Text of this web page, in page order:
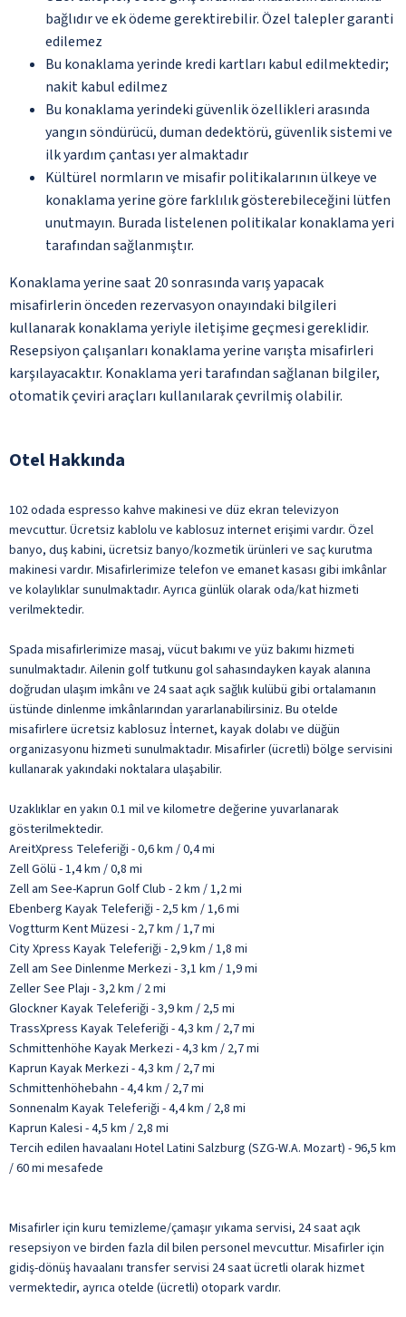
bağlıdır ve ek ödeme gerektirebilir. Özel talepler garanti
edilemez
Bu konaklama yerinde kredi kartları kabul edilmektedir;
nakit kabul edilmez
Bu konaklama yerindeki güvenlik özellikleri arasında
yangın söndürücü, duman dedektörü, güvenlik sistemi ve
ilk yardım çantası yer almaktadır
Kültürel normların ve misafir politikalarının ülkeye ve
konaklama yerine göre farklılık gösterebileceğini lütfen
unutmayın. Burada listelenen politikalar konaklama yeri
tarafından sağlanmıştır.
Konaklama yerine saat 20 sonrasında varış yapacak
misafirlerin önceden rezervasyon onayındaki bilgileri
kullanarak konaklama yeriyle iletişime geçmesi gereklidir.
Resepsiyon çalışanları konaklama yerine varışta misafirleri
karşılayacaktır. Konaklama yeri tarafından sağlanan bilgiler,
otomatik çeviri araçları kullanılarak çevrilmiş olabilir.
Otel Hakkında
102 odada espresso kahve makinesi ve düz ekran televizyon
mevcuttur. Ücretsiz kablolu ve kablosuz internet erişimi vardır. Özel
banyo, duş kabini, ücretsiz banyo/kozmetik ürünleri ve saç kurutma
makinesi vardır. Misafirlerimize telefon ve emanet kasası gibi imkânlar
ve kolaylıklar sunulmaktadır. Ayrıca günlük olarak oda/kat hizmeti
verilmektedir.
Spada misafirlerimize masaj, vücut bakımı ve yüz bakımı hizmeti
sunulmaktadır. Ailenin golf tutkunu gol sahasındayken kayak alanına
doğrudan ulaşım imkânı ve 24 saat açık sağlık kulübü gibi ortalamanın
üstünde dinlenme imkânlarından yararlanabilirsiniz. Bu otelde
misafirlere ücretsiz kablosuz İnternet, kayak dolabı ve düğün
organizasyonu hizmeti sunulmaktadır. Misafirler (ücretli) bölge servisini
kullanarak yakındaki noktalara ulaşabilir.
Uzaklıklar en yakın 0.1 mil ve kilometre değerine yuvarlanarak
gösterilmektedir.
AreitXpress Teleferiği - 0,6 km / 0,4 mi
Zell Gölü - 1,4 km / 0,8 mi
Zell am See-Kaprun Golf Club - 2 km / 1,2 mi
Ebenberg Kayak Teleferiği - 2,5 km / 1,6 mi
Vogtturm Kent Müzesi - 2,7 km / 1,7 mi
City Xpress Kayak Teleferiği - 2,9 km / 1,8 mi
Zell am See Dinlenme Merkezi - 3,1 km / 1,9 mi
Zeller See Plajı - 3,2 km / 2 mi
Glockner Kayak Teleferiği - 3,9 km / 2,5 mi
TrassXpress Kayak Teleferiği - 4,3 km / 2,7 mi
Schmittenhöhe Kayak Merkezi - 4,3 km / 2,7 mi
Kaprun Kayak Merkezi - 4,3 km / 2,7 mi
Schmittenhöhebahn - 4,4 km / 2,7 mi
Sonnenalm Kayak Teleferiği - 4,4 km / 2,8 mi
Kaprun Kalesi - 4,5 km / 2,8 mi
Tercih edilen havaalanı Hotel Latini Salzburg (SZG-W.A. Mozart) - 96,5 km
/ 60 mi mesafede
Misafirler için kuru temizleme/çamaşır yıkama servisi, 24 saat açık
resepsiyon ve birden fazla dil bilen personel mevcuttur. Misafirler için
gidiş-dönüş havaalanı transfer servisi 24 saat ücretli olarak hizmet
vermektedir, ayrıca otelde (ücretli) otopark vardır.